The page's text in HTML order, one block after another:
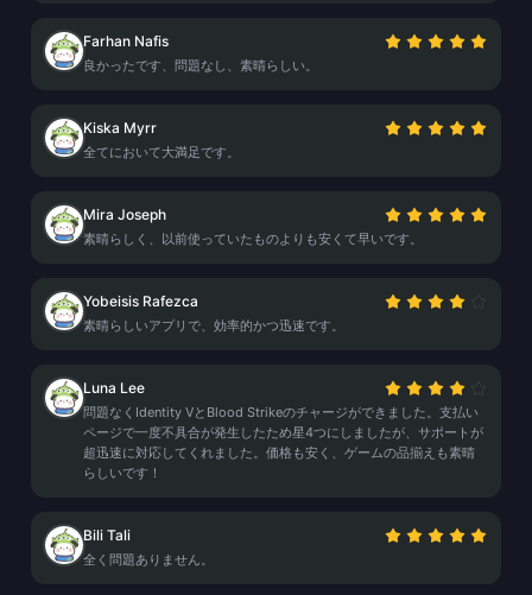
Farhan Nafis
良かったです、問題なし、素晴らしい。
Kiska Myrr
全てにおいて大満足です。
Mira Joseph
素晴らしく、以前使っていたものよりも安くて早いです。
Yobeisis Rafezca
素晴らしいアプリで、効率的かつ迅速です。
Luna Lee
問題なくIdentity VとBlood Strikeのチャージができました。支払い
ページで一度不具合が発生したため星4つにしましたが、サポートが
超迅速に対応してくれました。価格も安く、ゲームの品揃えも素晴
らしいです！
Bili Tali
全く問題ありません。